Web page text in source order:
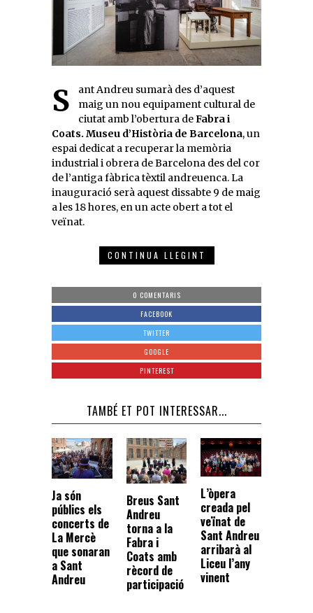
Sant Andreu sumarà des d’aquest
maig un nou equipament cultural de
ciutat amb l’obertura deFabra i
Coats. Museu d’Història de Barcelona, un
espai dedicat a recuperar la memòria
industrial i obrera de Barcelona des del cor
de l’antiga fàbrica tèxtil andreuenca. La
inauguració serà aquest dissabte 9 de maig
a les 18 hores, en un acte obert a tot el
veïnat.
CONTINUA LLEGINT
0 COMENTARIS
FACEBOOK
TWITTER
GOOGLE
PINTEREST
TAMBÉ ET POT INTERESSAR...
Ja són
públics els
concerts de
La Mercè
que sonaran
a Sant
Andreu
Breus Sant
Andreu
torna a la
Fabra i
Coats amb
rècord de
participació
L’òpera
creada pel
veïnat de
Sant Andreu
arribarà al
Liceu l’any
vinent